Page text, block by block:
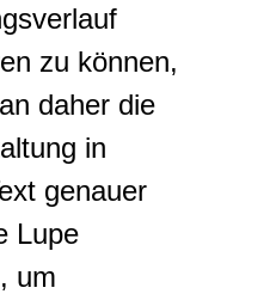
zu können,
daher die
in
genauer
Lupe
um